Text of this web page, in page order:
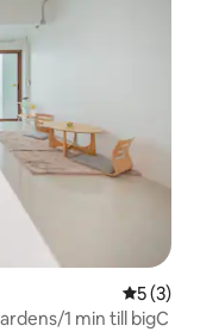
5 av 5 i
5 (3)
1 min till bigC